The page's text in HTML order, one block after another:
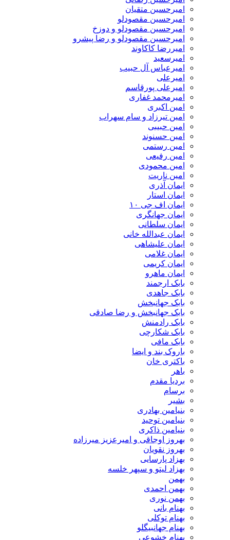
امیرحسین متقیان
امیرحسین مقصودلو
امیرحسین مقصودلو و دوزخ
امیرحسین مقصودلو و رضا پیشرو
امیررضا کاکاوند
امیرسعید
امیرعباس آل حبیب
امیرعلی
امیرعلی پورقاسم
امیرمحمد غفاری
امین اکبری
امین تیرزاد و سام سهراب
امین حبیبی
امین حسنوند
امین رستمی
امین رفیعی
امین محمودی
امین ناریت
ایمان آذری
ایمان استار
ایمان اف جی ۱۰
ایمان جهانگری
ایمان سلطانی
ایمان عبدالله خانی
ایمان علیشاهی
ایمان غلامی
ایمان کریمی
ایمان ماهرو
بابک ارجمند
بابک جاهدی
بابک جهانبخش
بابک جهانبخش و رضا صادقی
بابک رادمنش
بابک شکارچی
بابک مافی
باروک بند و ایضا
باکتری خان
باهر
بردیا مقدم
برسام
بشیر
بنیامین بهادری
بنیامین توحید
بنیامین ذاکری
بهروز اوجاقی و امیرعزیز میرزاده
بهروز نقویان
بهزاد پارسایی
بهزاد لیتو و سپهر خلسه
بهمن
بهمن احمدی
بهمن نوری
بهنام بانی
بهنام توکلی
بهنام جهانبیگلو
بهنام خشوعی